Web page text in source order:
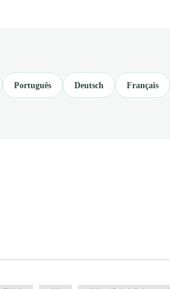
Português Deutsch Français